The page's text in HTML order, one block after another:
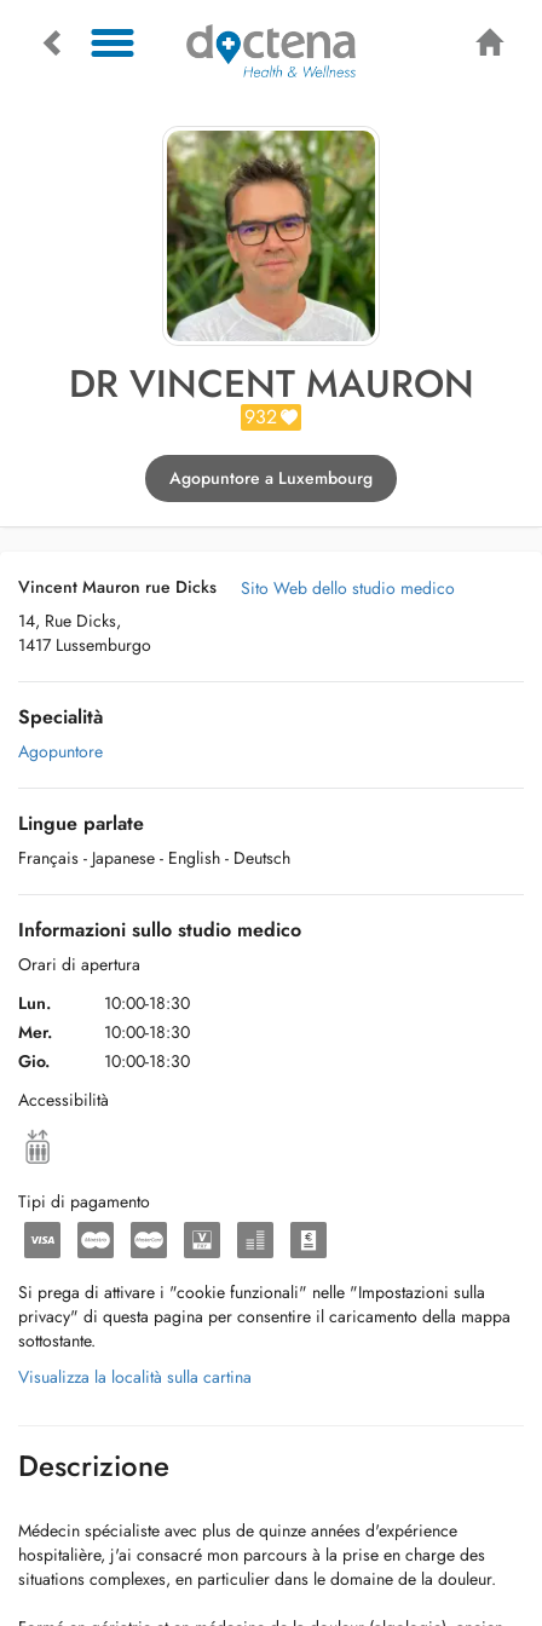
DR VINCENT MAURON
932
Agopuntore a Luxembourg
Vincent Mauron rue Dicks
14, Rue Dicks,
1417 Lussemburgo
Sito Web dello studio medico
Specialità
Agopuntore
Lingue parlate
Français - Japanese - English - Deutsch
Informazioni sullo studio medico
Orari di apertura
Lun.
10:00-18:30
Mer.
10:00-18:30
Gio.
10:00-18:30
Accessibilità
Tipi di pagamento
Si prega di attivare i "cookie funzionali" nelle "Impostazioni sulla
privacy" di questa pagina per consentire il caricamento della mappa
sottostante.
Visualizza la località sulla cartina
Descrizione
Médecin spécialiste avec plus de quinze années d'expérience
hospitalière, j'ai consacré mon parcours à la prise en charge des
situations complexes, en particulier dans le domaine de la douleur.